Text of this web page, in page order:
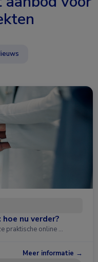
nu verder?
praktische online …
Meer informatie →